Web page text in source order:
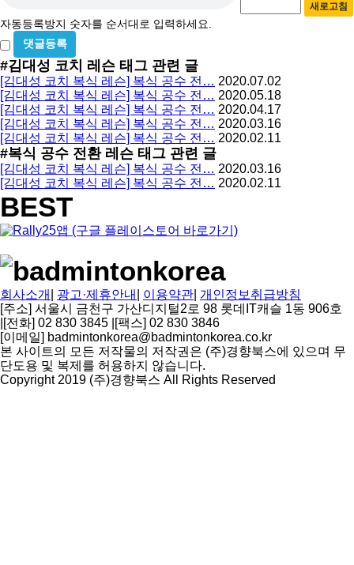
수
록
방
지
새로고침
자동등록방지 숫자를 순서대로 입력하세요.
비
밀
글
사
용
#김대성 코치 레슨 태그 관련 글
[김대성 코치 복식 레슨] 복식 공수 전… 2020.07.02
[김대성 코치 복식 레슨] 복식 공수 전… 2020.05.18
[김대성 코치 복식 레슨] 복식 공수 전… 2020.04.17
[김대성 코치 복식 레슨] 복식 공수 전… 2020.03.16
[김대성 코치 복식 레슨] 복식 공수 전… 2020.02.11
#복식 공수 전환 레슨 태그 관련 글
[김대성 코치 복식 레슨] 복식 공수 전… 2020.03.16
[김대성 코치 복식 레슨] 복식 공수 전… 2020.02.11
BEST
회사소개 광고·제휴안내 이용약관 개인정보취급방침
[주소] 서울시 금천구 가산디지털2로 98 롯데IT캐슬 1동 906호
[전화] 02 830 3845 [팩스] 02 830 3846
[이메일] badmintonkorea@badmintonkorea.co.kr
본 사이트의 모든 저작물의 저작권은 (주)경향북스에 있으며 무
단도용 및 복제를 허용하지 않습니다.
Copyright 2019 (주)경향북스 All Rights Reserved